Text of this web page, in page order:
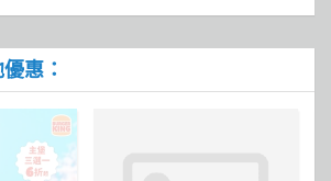
惠：